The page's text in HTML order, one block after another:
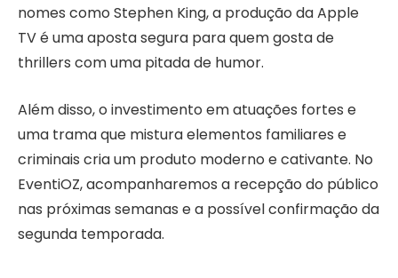
nomes como Stephen King, a produção da Apple
TV é uma aposta segura para quem gosta de
thrillers com uma pitada de humor.
Além disso, o investimento em atuações fortes e
uma trama que mistura elementos familiares e
criminais cria um produto moderno e cativante. No
EventiOZ, acompanharemos a recepção do público
nas próximas semanas e a possível confirmação da
segunda temporada.